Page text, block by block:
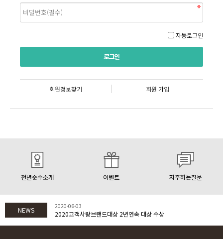
자동로그인
회원정보찾기 회원 가입
천년순수소개 이벤트 자주하는질문
NEWS 2020-06-03
2020고객사랑브랜드대상 2년연속 대상 수상